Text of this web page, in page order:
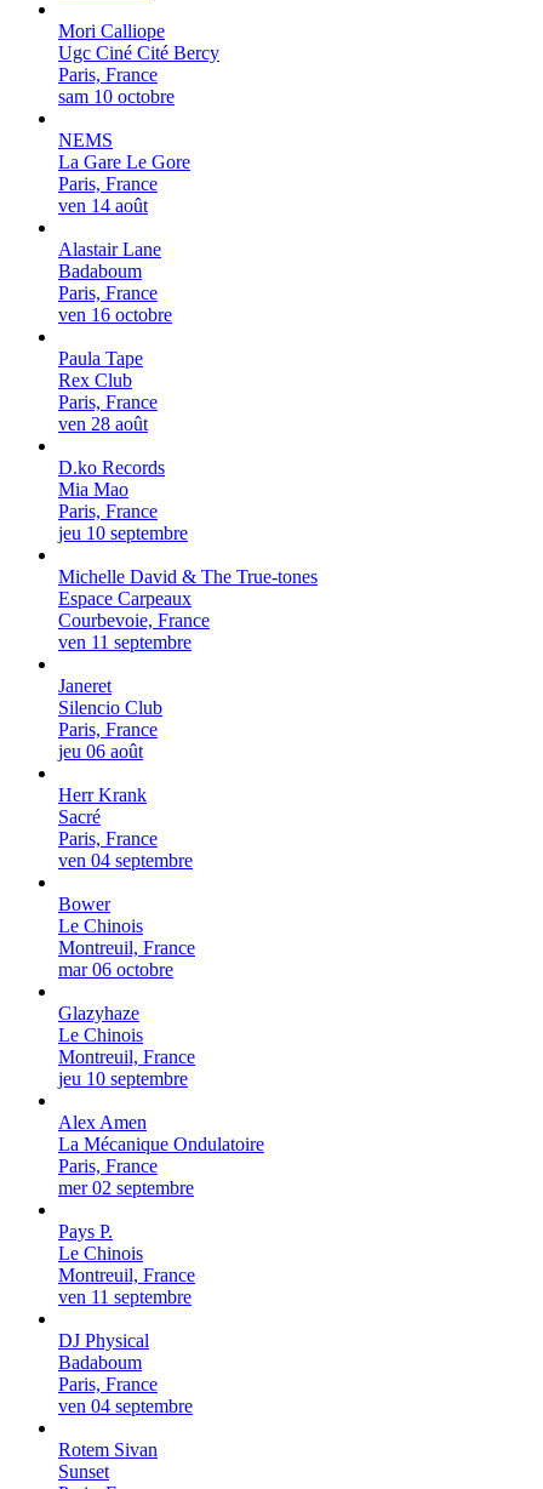
Mori Calliope
Ugc Ciné Cité Bercy
Paris, France
sam 10 octobre
NEMS
La Gare Le Gore
Paris, France
ven 14 août
Alastair Lane
Badaboum
Paris, France
ven 16 octobre
Paula Tape
Rex Club
Paris, France
ven 28 août
D.ko Records
Mia Mao
Paris, France
jeu 10 septembre
Michelle David & The True-tones
Espace Carpeaux
Courbevoie, France
ven 11 septembre
Janeret
Silencio Club
Paris, France
jeu 06 août
Herr Krank
Sacré
Paris, France
ven 04 septembre
Bower
Le Chinois
Montreuil, France
mar 06 octobre
Glazyhaze
Le Chinois
Montreuil, France
jeu 10 septembre
Alex Amen
La Mécanique Ondulatoire
Paris, France
mer 02 septembre
Pays P.
Le Chinois
Montreuil, France
ven 11 septembre
DJ Physical
Badaboum
Paris, France
ven 04 septembre
Rotem Sivan
Sunset